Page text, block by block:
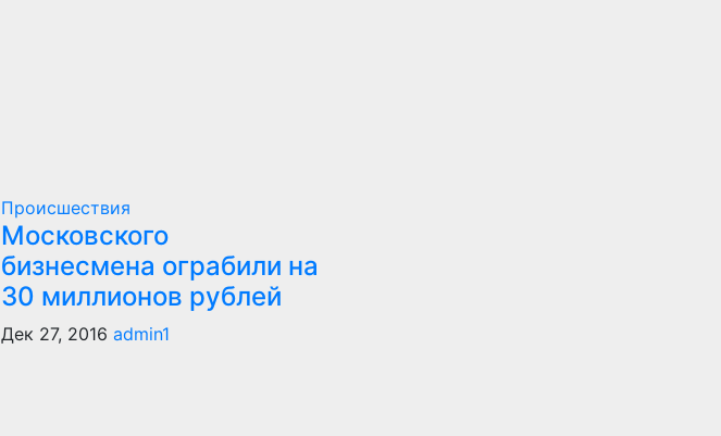
Происшествия
Московского
бизнесмена ограбили на
30 миллионов рублей
Дек 27, 2016 admin1